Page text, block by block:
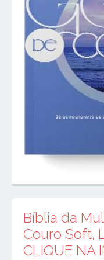
Bíblia da
Couro Soft,
CLIQUE NA